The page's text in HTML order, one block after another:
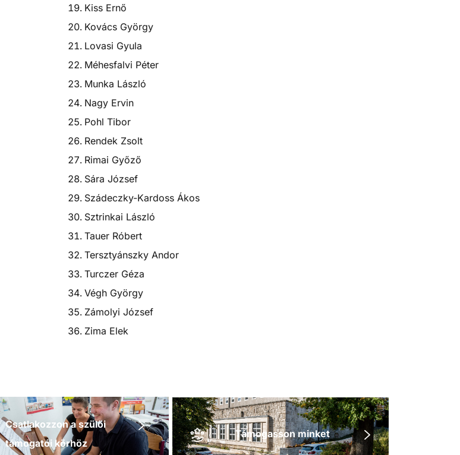
Kiss Ernő
Kovács György
Lovasi Gyula
Méhesfalvi Péter
Munka László
Nagy Ervin
Pohl Tibor
Rendek Zsolt
Rimai Győző
Sára József
Szádeczky-Kardoss Ákos
Sztrinkai László
Tauer Róbert
Tersztyánszky Andor
Turczer Géza
Végh György
Zámolyi József
Zima Elek
Csatlakozzon a szülői
támogatói körhöz
Támogasson minket